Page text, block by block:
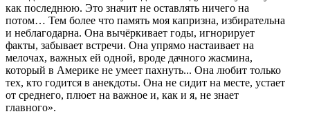
как последнюю. Это значит не оставлять ничего на
потом… Тем более что память моя капризна, избирательна
и неблагодарна. Она вычёркивает годы, игнорирует
факты, забывает встречи. Она упрямо настаивает на
мелочах, важных ей одной, вроде дачного жасмина,
который в Америке не умеет пахнуть... Она любит только
тех, кто годится в анекдоты. Она не сидит на месте, устает
от среднего, плюет на важное и, как и я, не знает
главного».